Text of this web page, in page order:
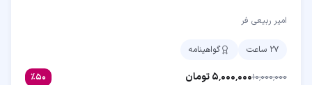
امیر ربیعی فر
۲۷ ساعت گواهینامه
۱۰٬۰۰۰٬۰۰۰۵٬۰۰۰٬۰۰۰تومان ٪۵۰